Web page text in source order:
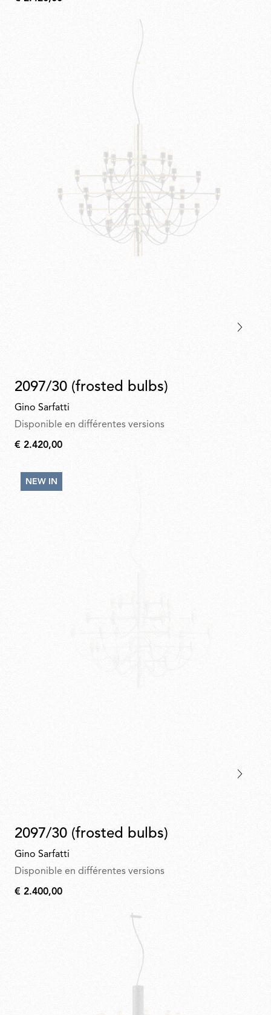
€
2097/30 (frosted bulbs)
Gino Sarfatti
Disponible en différentes versions
€
€ 2.420,00
NEW IN
2097/30 (frosted bulbs)
Gino Sarfatti
Disponible en différentes versions
€
€ 2.400,00